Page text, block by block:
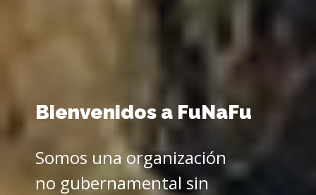
Bienvenidos a FuNaFu
Somos una organización
no gubernamental sin